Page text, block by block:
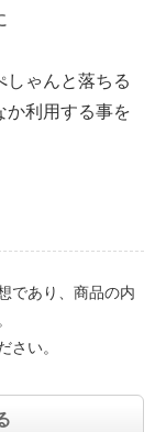
しゃんと落ちる
か利用する事を
であり、商品の内
さい。